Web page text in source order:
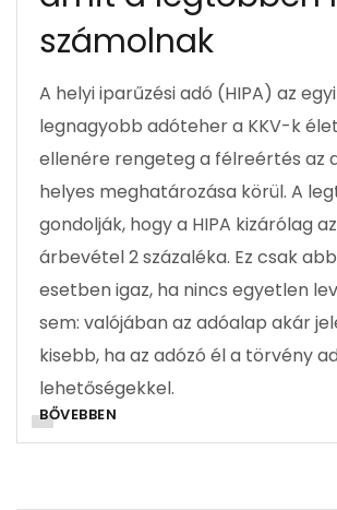
számolnak
A helyi iparűzési adó (HIPA) az
legnagyobb adóteher a KKV-k
ellenére rengeteg a félreértés az
helyes meghatározása körül. A
gondolják, hogy a HIPA kizárólag
árbevétel 2 százaléka. Ez csak
esetben igaz, ha nincs egyetlen
sem: valójában az adóalap akár
kisebb, ha az adózó él a törvény
lehetőségekkel.
BŐVEBBEN